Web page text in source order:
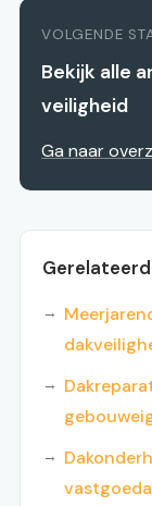
VOLGENDE
Bekijk alle
veiligheid
Ga naar